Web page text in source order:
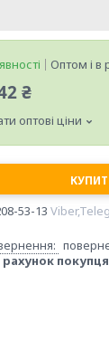
Оптом і в
₴
оптові ціни
53-13
рахунок покупця